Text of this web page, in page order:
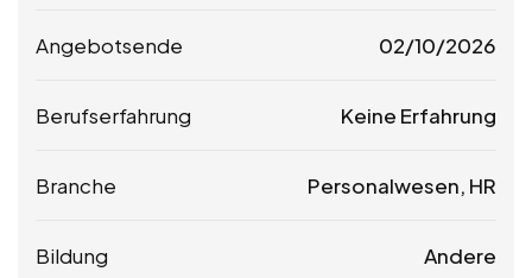
Angebotsende 02/10/2026
Berufserfahrung Keine Erfahrung
Branche Personalwesen, HR
Bildung Andere